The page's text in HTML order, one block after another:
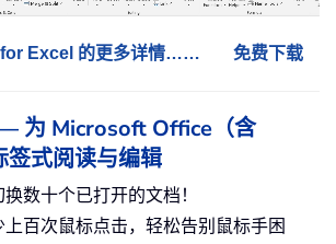
Excel 的更多详情…… 免费下载
为 Microsoft Office（含
签式阅读与编辑
数十个已打开的文档！
百次鼠标点击，轻松告别鼠标手困